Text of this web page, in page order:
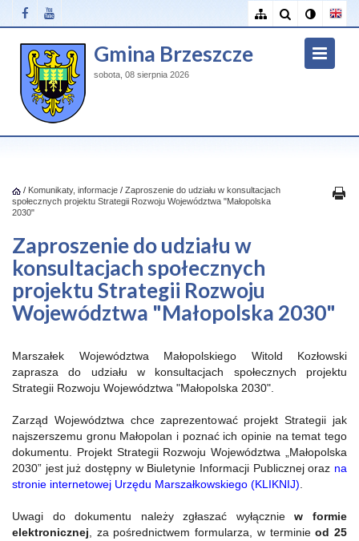
Gmina Brzeszcze
sobota, 08 sierpnia 2026
/ Komunikaty, informacje / Zaproszenie do udziału w konsultacjach
społecznych projektu Strategii Rozwoju Województwa "Małopolska
2030"
Zaproszenie do udziału w
konsultacjach społecznych
projektu Strategii Rozwoju
Województwa "Małopolska 2030"
Marszałek Województwa Małopolskiego Witold Kozłowski
zaprasza do udziału w konsultacjach społecznych projektu
Strategii Rozwoju Województwa "Małopolska 2030".
Zarząd Województwa chce zaprezentować projekt Strategii jak
najszerszemu gronu Małopolan i poznać ich opinie na temat tego
dokumentu. Projekt Strategii Rozwoju Województwa „Małopolska
2030” jest już dostępny w Biuletynie Informacji Publicznej oraz na
stronie internetowej Urzędu Marszałkowskiego (KLIKNIJ)
Uwagi do dokumentu należy zgłaszać wyłączniew formie
elektronicznej , za pośrednictwem formularza, w terminieod 25